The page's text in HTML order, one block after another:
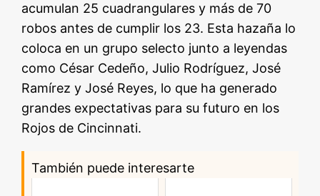
acumulan 25 cuadrangulares y más de 70
robos antes de cumplir los 23. Esta hazaña lo
coloca en un grupo selecto junto a leyendas
como César Cedeño, Julio Rodríguez, José
Ramírez y José Reyes, lo que ha generado
grandes expectativas para su futuro en los
Rojos de Cincinnati.
También puede interesarte